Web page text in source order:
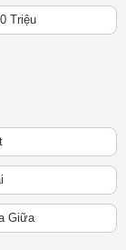
Triệu
Giữa